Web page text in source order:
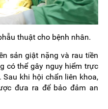
thuật cho bệnh nhân.
sản giật nặng và rau tiền
có thể gây nguy hiểm trực
khi hội chẩn liên khoa,
đưa ra để bảo đảm an